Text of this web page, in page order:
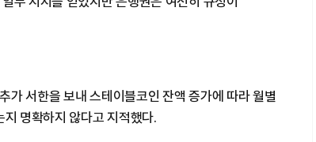
가 서한을 보내 스테이블코인 잔액 증가에 따라 월별
명확하지 않다고 지적했다.